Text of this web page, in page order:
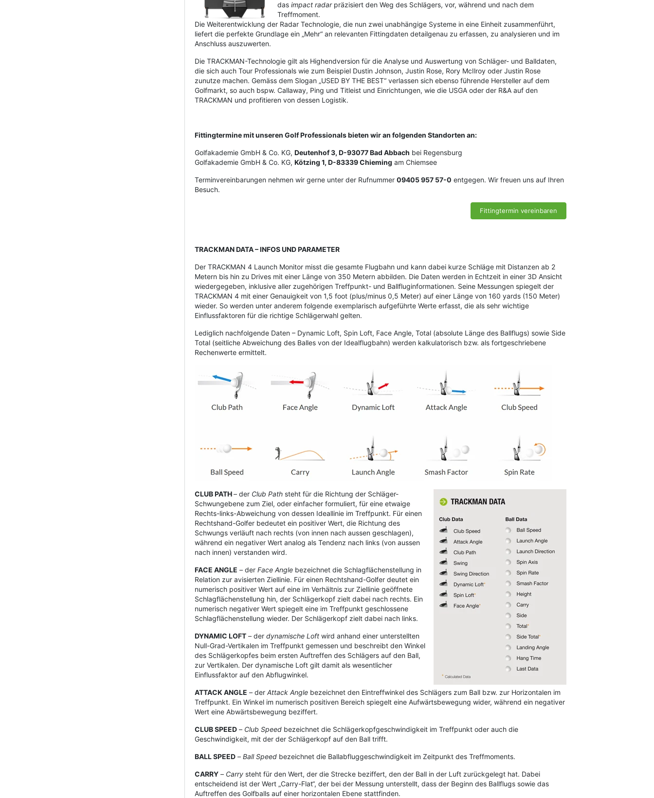
das impact radar präzisiert den Weg des Schlägers, vor, während und nach dem
Treffmoment.
Die Weiterentwicklung der Radar Technologie, die nun zwei unabhängige Systeme in eine Einheit zusammenführt,
liefert die perfekte Grundlage ein „Mehr“ an relevanten Fittingdaten detailgenau zu erfassen, zu analysieren und im
Anschluss auszuwerten.
Die TRACKMAN-Technologie gilt als Highendversion für die Analyse und Auswertung von Schläger- und Balldaten,
die sich auch Tour Professionals wie zum Beispiel Dustin Johnson, Justin Rose, Rory McIlroy oder Justin Rose
zunutze machen. Gemäss dem Slogan „USED BY THE BEST“ verlassen sich ebenso führende Hersteller auf dem
Golfmarkt, so auch bspw. Callaway, Ping und Titleist und Einrichtungen, wie die USGA oder der R&A auf den
TRACKMAN und profitieren von dessen Logistik.
Fittingtermine mit unseren Golf Professionals bieten wir an folgenden Standorten an:
Golfakademie GmbH & Co. KG, Deutenhof 3, D-93077 Bad Abbach bei Regensburg
Golfakademie GmbH & Co. KG, Kötzing 1, D-83339 Chieming am Chiemsee
Terminvereinbarungen nehmen wir gerne unter der Rufnummer 09405 957 57-0 entgegen. Wir freuen uns auf Ihren
Besuch.
Fittingtermin vereinbaren
TRACKMAN DATA – INFOS UND PARAMETER
Der TRACKMAN 4 Launch Monitor misst die gesamte Flugbahn und kann dabei kurze Schläge mit Distanzen ab 2
Metern bis hin zu Drives mit einer Länge von 350 Metern abbilden. Die Daten werden in Echtzeit in einer 3D Ansicht
wiedergegeben, inklusive aller zugehörigen Treffpunkt- und Ballfluginformationen. Seine Messungen spiegelt der
TRACKMAN 4 mit einer Genauigkeit von 1,5 foot (plus/minus 0,5 Meter) auf einer Länge von 160 yards (150 Meter)
wieder. So werden unter anderem folgende exemplarisch aufgeführte Werte erfasst, die als sehr wichtige
Einflussfaktoren für die richtige Schlägerwahl gelten.
Lediglich nachfolgende Daten – Dynamic Loft, Spin Loft, Face Angle, Total (absolute Länge des Ballflugs) sowie Side
Total (seitliche Abweichung des Balles von der Idealflugbahn) werden kalkulatorisch bzw. als fortgeschriebene
Rechenwerte ermittelt.
CLUB PATH– der Club Path steht für die Richtung der Schläger-
Schwungebene zum Ziel, oder einfacher formuliert, für eine etwaige
Rechts-links-Abweichung von dessen Ideallinie im Treffpunkt. Für einen
Rechtshand-Golfer bedeutet ein positiver Wert, die Richtung des
Schwungs verläuft nach rechts (von innen nach aussen geschlagen),
während ein negativer Wert analog als Tendenz nach links (von aussen
nach innen) verstanden wird.
FACE ANGLE – der Face Angle bezeichnet die Schlagflächenstellung in
Relation zur avisierten Ziellinie. Für einen Rechtshand-Golfer deutet ein
numerisch positiver Wert auf eine im Verhältnis zur Ziellinie geöffnete
Schlagflächenstellung hin, der Schlägerkopf zielt dabei nach rechts. Ein
numerisch negativer Wert spiegelt eine im Treffpunkt geschlossene
Schlagflächenstellung wieder. Der Schlägerkopf zielt dabei nach links.
DYNAMIC LOFT – der dynamische Loft wird anhand einer unterstellten
Null-Grad-Vertikalen im Treffpunkt gemessen und beschreibt den Winkel
des Schlägerkopfes beim ersten Auftreffen des Schlägers auf den Ball,
zur Vertikalen. Der dynamische Loft gilt damit als wesentlicher
Einflussfaktor auf den Abflugwinkel.
ATTACK ANGLE – der Attack Angle bezeichnet den Eintreffwinkel des Schlägers zum Ball bzw. zur Horizontalen im
Treffpunkt. Ein Winkel im numerisch positiven Bereich spiegelt eine Aufwärtsbewegung wider, während ein negativer
Wert eine Abwärtsbewegung beziffert.
CLUB SPEED – Club Speed bezeichnet die Schlägerkopfgeschwindigkeit im Treffpunkt oder auch die
Geschwindigkeit, mit der der Schlägerkopf auf den Ball trifft.
BALL SPEED – Ball Speed bezeichnet die Ballabfluggeschwindigkeit im Zeitpunkt des Treffmoments.
CARRY – Carry steht für den Wert, der die Strecke beziffert, den der Ball in der Luft zurückgelegt hat. Dabei
entscheidend ist der Wert „Carry-Flat“, der bei der Messung unterstellt, dass der Beginn des Ballflugs sowie das
Auftreffen des Golfballs auf einer horizontalen Ebene stattfinden.